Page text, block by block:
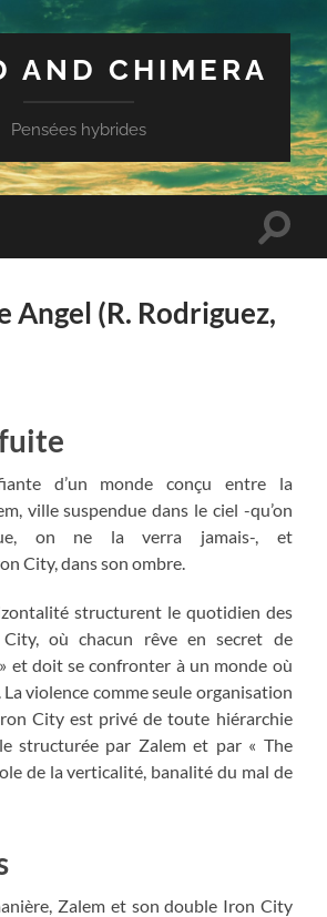
AND CHIMERA
Pensées hybrides
Toggle
Angel (R. Rodriguez,
d’un monde conçu entre la
ville suspendue dans le ciel -qu’on
on ne la verra jamais-, et
City, dans son ombre.
structurent le quotidien des
City, où chacun rêve en secret de
et doit se confronter à un monde où
violence comme seule organisation
City est privé de toute hiérarchie
structurée par Zalem et par « The
de la verticalité, banalité du mal de
Zalem et son double Iron City